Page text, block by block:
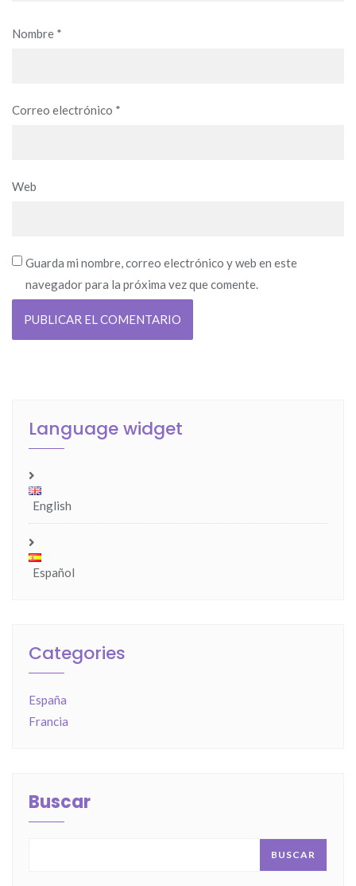
Nombre *
Correo electrónico *
Web
Guarda mi nombre, correo electrónico y web en este
navegador para la próxima vez que comente.
Language widget
English
Español
Categories
España
Francia
Buscar
BUSCAR